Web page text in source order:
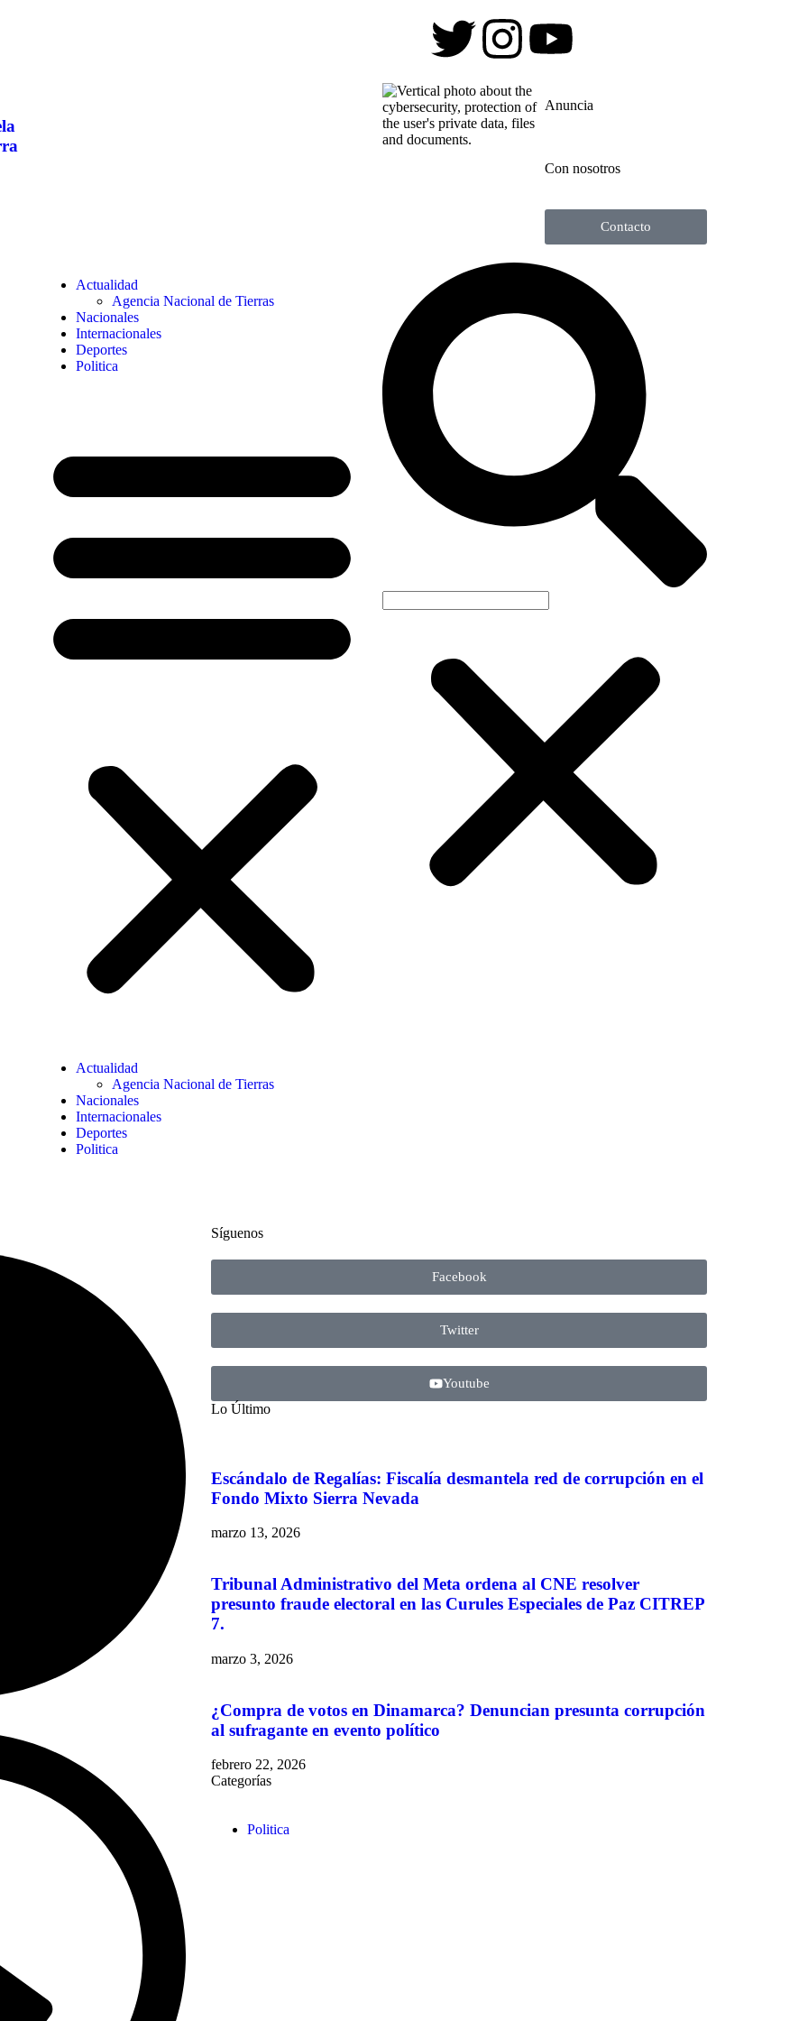
Anuncia
Con nosotros
Contacto
Actualidad
Agencia Nacional de Tierras
Nacionales
Internacionales
Deportes
Politica
Actualidad
Agencia Nacional de Tierras
Nacionales
Internacionales
Deportes
Politica
Síguenos
Facebook
Twitter
Youtube
Lo Último
Escándalo de Regalías: Fiscalía desmantela red de corrupción en el
Fondo Mixto Sierra Nevada
marzo 13, 2026
Tribunal Administrativo del Meta ordena al CNE resolver
presunto fraude electoral en las Curules Especiales de Paz CITREP
7.
marzo 3, 2026
¿Compra de votos en Dinamarca? Denuncian presunta corrupción
al sufragante en evento político
febrero 22, 2026
Categorías
Politica